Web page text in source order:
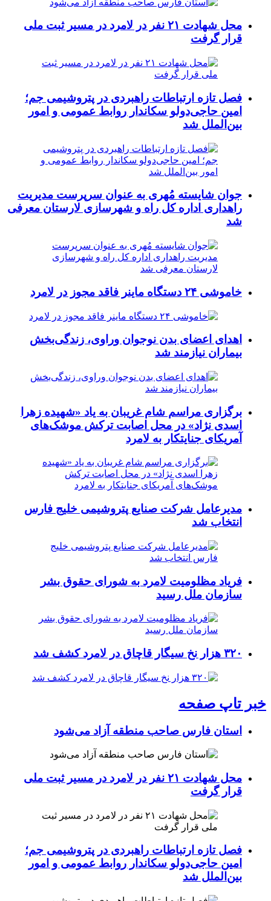
محل شهادت ۲۱ نفر در لامرد در مسیر ثبت ملی
قرار گرفت
فصل تازه ارتباطات راهبردی در پتروشیمی جم؛
امین حاجی‌دولو سکاندار روابط عمومی و امور
بین‌الملل شد
جوان شایسته مُهری به عنوان سرپرست مدیریت
راهداری اداره کل راه و شهرسازی لارستان معرفی
شد
خاموشی ۲۴ دستگاه ماینر فاقد مجوز در لامرد
اهدای اعضای بدن نوجوان وراوی، زندگی‌بخش
بیماران نیازمند شد
برگزاری مراسم شام غریبان به یاد «شهیده زهرا
اسدی نژاد» در محل اصابت ترکش موشک‌های
آمریکای جنایتکار به لامرد
مدیرعامل شرکت صنایع پتروشیمی خلیج فارس
انتخاب شد
فریاد مظلومیت لامرد به شورای حقوق بشر
سازمان ملل رسید
۳۲۰ هزار نخ سیگار قاچاق در لامرد کشف شد
خبر تاپ صفحه
استان فارس صاحب منطقه آزاد می‌شود
محل شهادت ۲۱ نفر در لامرد در مسیر ثبت ملی
قرار گرفت
فصل تازه ارتباطات راهبردی در پتروشیمی جم؛
امین حاجی‌دولو سکاندار روابط عمومی و امور
بین‌الملل شد